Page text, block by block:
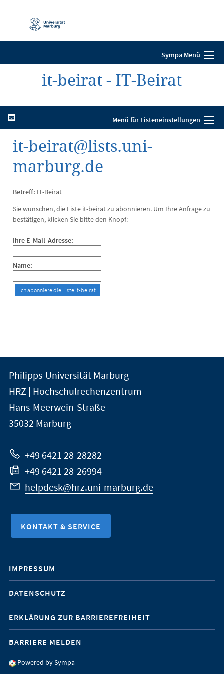
Navigation
Sympa Menü
it-beirat - IT-Beirat
Menü für Listeneinstellungen
it-beirat@lists.uni-
marburg.de
Betreff: IT-Beirat
Sie wünschen, die Liste it-beirat zu abonnieren. Um Ihre Anfrage zu
bestätigen, klicken Sie bitte den Knopf:
Ihre E-Mail-Adresse:
Name:
Kontakt
und
Informationen
zur
Website
der
Universität
Marburg
Philipps-Universität Marburg
HRZ | Hochschulrechenzentrum
Hans-Meerwein-Straße
35032 Marburg
+49 6421 28-28282
+49 6421 28-26994
helpdesk@hrz.uni-marburg.de
KONTAKT & SERVICE
Mobile-
Service-
Navigation
IMPRESSUM
DATENSCHUTZ
ERKLÄRUNG ZUR BARRIEREFREIHEIT
BARRIERE MELDEN
Powered by Sympa